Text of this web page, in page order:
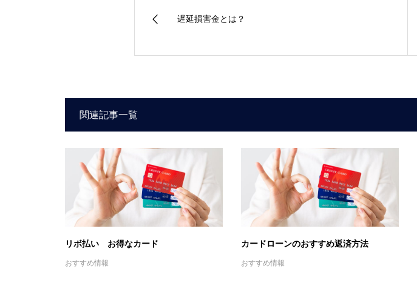
遅延損害金とは？
関連記事一覧
リボ払い お得なカード
おすすめ情報
カードローンのおすすめ返済方法
おすすめ情報